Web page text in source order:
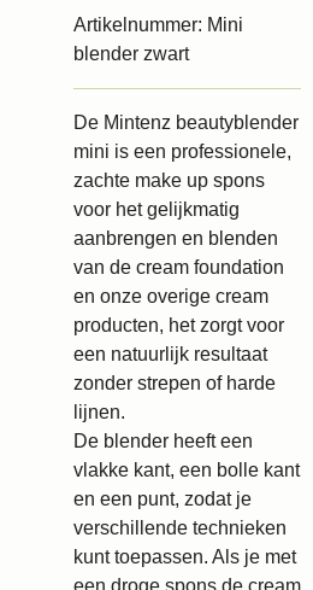
Artikelnummer: Mini
blender zwart
De Mintenz beautyblender
mini is een professionele,
zachte make up spons
voor het gelijkmatig
aanbrengen en blenden
van de cream foundation
en onze overige cream
producten, het zorgt voor
een natuurlijk resultaat
zonder strepen of harde
lijnen.
De blender heeft een
vlakke kant, een bolle kant
en een punt, zodat je
verschillende technieken
kunt toepassen. Als je met
een droge spons de cream